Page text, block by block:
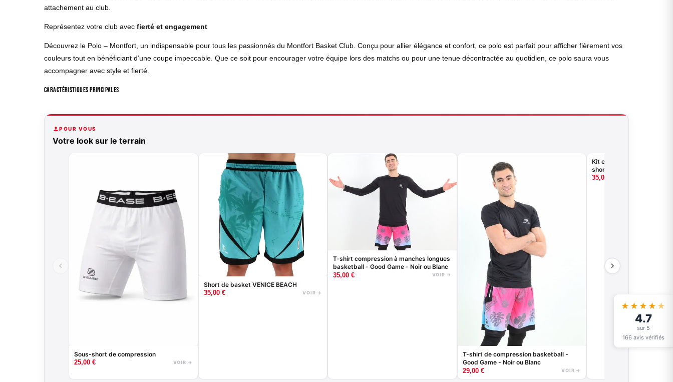
attachement au club.
Représentez votre club avec fierté et engagement
Découvrez le Polo – Montfort, un indispensable pour tous les passionnés du Montfort Basket Club. Conçu pour allier élégance et confort, ce polo est parfait pour afficher fièrement vos
couleurs tout en bénéficiant d’une coupe impeccable. Que ce soit pour encourager votre équipe lors des matchs ou pour une tenue décontractée au quotidien, ce polo saura vous
accompagner avec style et fierté.
Caractéristiques principales
POUR VOUS
Votre look sur le terrain
Sous-short de compression
25,00 € VOIR →
Short de basket VENICE BEACH
35,00 € VOIR →
T-shirt compression à manches longues
basketball - Good Game - Noir ou Blanc
35,00 € VOIR →
T-shirt de compression basketball -
Good Game - Noir ou Blanc
29,00 € VOIR →
Kit entrainement : Maillot réversible +
short
35,00
★★★★ ★
4.7
sur 5
166 avis vérifiés